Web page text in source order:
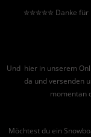
✮✮✮✮✮ Danke für
Und hier in unserem
da und versenden
momentan
Möchtest du ein